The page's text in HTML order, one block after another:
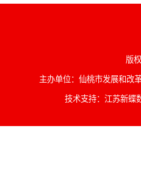
版
主办单位：仙桃市发展和改
技术支持：江苏新